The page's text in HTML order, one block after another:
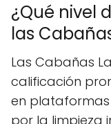
¿Qué nivel
las
Las Cabañas
calificación
en
por la limpieza